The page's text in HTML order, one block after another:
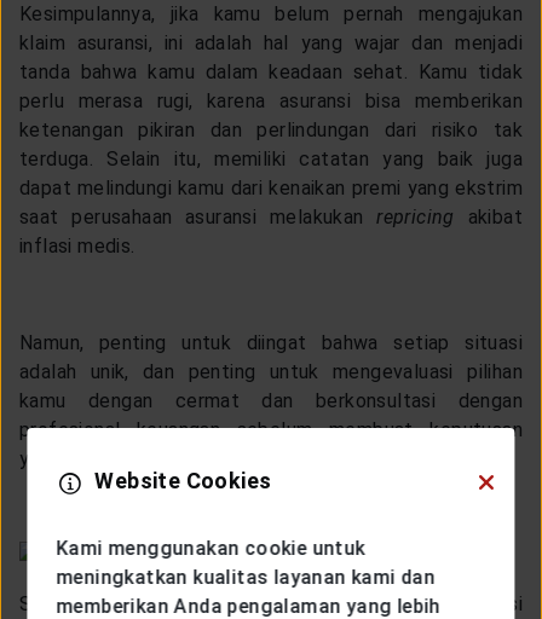
Kesimpulannya, jika kamu belum pernah mengajukan
klaim asuransi, ini adalah hal yang wajar dan menjadi
tanda bahwa kamu dalam keadaan sehat. Kamu tidak
perlu merasa rugi, karena asuransi bisa memberikan
ketenangan pikiran dan perlindungan dari risiko tak
terduga. Selain itu, memiliki catatan yang baik juga
dapat melindungi kamu dari kenaikan premi yang ekstrim
saat perusahaan asuransi melakukanrepricing akibat
inflasi medis.
Namun, penting untuk diingat bahwa setiap situasi
adalah unik, dan penting untuk mengevaluasi pilihan
kamu dengan cermat dan berkonsultasi dengan
profesional keuangan sebelum membuat keputusan
yang besar tentang asuransi.
Sama seperti Generali Indonesia, dengan berbagai solusi
Website Cookies
Kami menggunakan cookie untuk
meningkatkan kualitas layanan kami dan
memberikan Anda pengalaman yang lebih